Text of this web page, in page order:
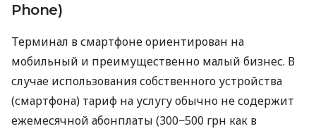
Phone)
Терминал в смартфоне ориентирован на
мобильный и преимущественно малый бизнес. В
случае использования собственного устройства
(смартфона) тариф на услугу обычно не содержит
ежемесячной абонплаты (300−500 грн как в